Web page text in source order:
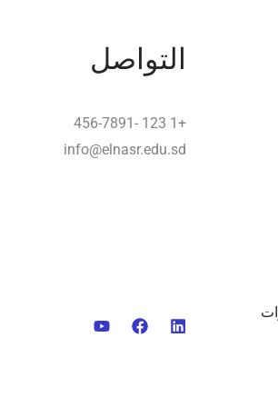
التواصل
+1 123 -456-7891
info@elnasr.edu.sd